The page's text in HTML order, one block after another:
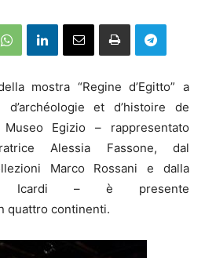
mostra “Regine d’Egitto” a
d’archéologie et d’histoire de
Egizio – rappresentato
Alessia Fassone, dal
Marco Rossani e dalla
Icardi – è presente
quattro continenti.